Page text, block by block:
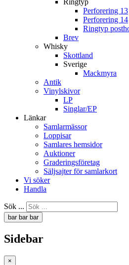
Ringtyp
Perforering 13
Perforering 14
Ringtyp
Brev
Whisky
Skottland
Sverige
Mackmyra
Antik
Vinylskivor
LP
Singlar/EP
Länkar
Samlarmässor
Loppisar
Samlares hemsidor
Auktioner
Graderingsföretag
Säljsajter för samlarkort
Vi söker
Handla
Sök ...
bar bar bar
Sidebar
×